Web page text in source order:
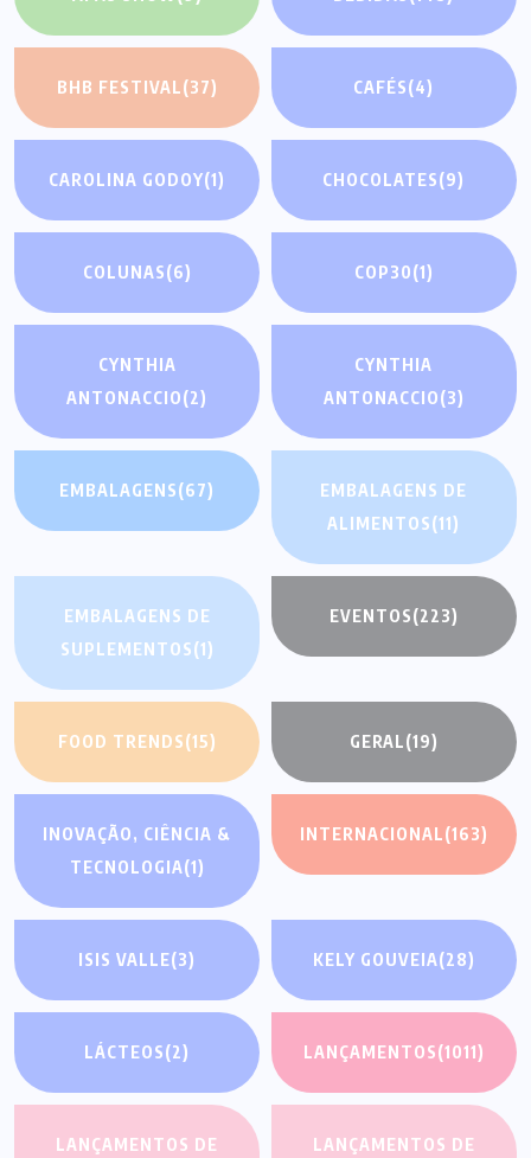
BHB FESTIVAL(37) CAFÉS(4)
CAROLINA GODOY(1) CHOCOLATES(9)
COLUNAS(6) COP30(1)
CYNTHIA
ANTONACCIO(2)
CYNTHIA
ANTONACCIO(3)
EMBALAGENS(67)
EMBALAGENS DE
ALIMENTOS(11)
EMBALAGENS DE
SUPLEMENTOS(1)
EVENTOS(223)
FOOD TRENDS(15) GERAL(19)
INOVAÇÃO, CIÊNCIA &
TECNOLOGIA(1)
INTERNACIONAL(163)
ISIS VALLE(3) KELY GOUVEIA(28)
LÁCTEOS(2) LANÇAMENTOS(1011)
LANÇAMENTOS DE LANÇAMENTOS DE